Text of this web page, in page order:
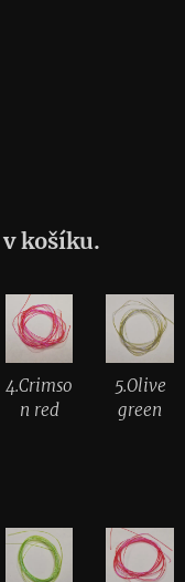
košíku.
4.Crimso
n red
5.Olive
green